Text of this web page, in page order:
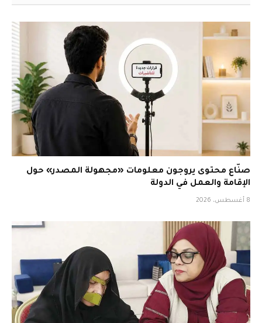
صنّاع محتوى يروجون معلومات «مجهولة المصدر» حول
الإقامة والعمل في الدولة
8 أغسطس، 2026